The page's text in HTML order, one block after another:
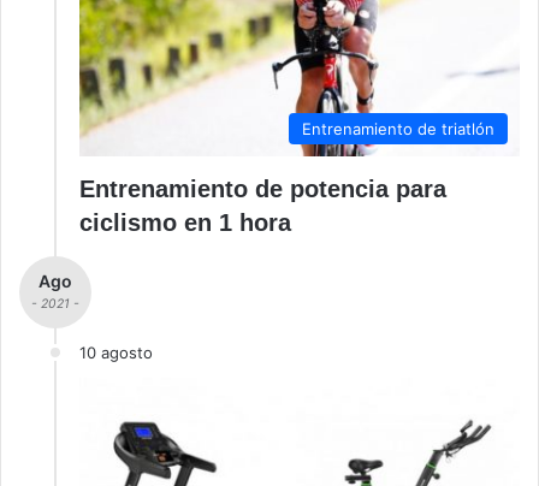
Entrenamiento de triatlón
Entrenamiento de potencia para
ciclismo en 1 hora
Ago
- 2021 -
10 agosto